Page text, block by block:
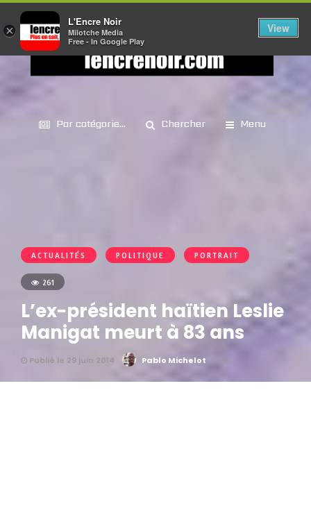
Par catégorie... Chercher Menu
ACTUALITÉS POLITIQUE PORTRAIT
261
L’ex-président haïtien Leslie
Manigat meurt à 83 ans
Publié le 29 juin 2014 Pablo Michelot 0
×
L'Encre Noir
Milotche Media
Free - In Google Play
View